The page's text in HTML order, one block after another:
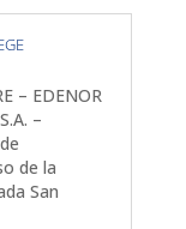
– EDENOR
–
de la
San